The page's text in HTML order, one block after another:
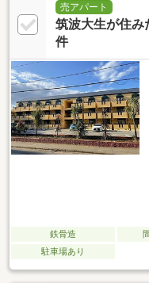
売アパート
筑波大生が住み
件
鉄骨造
駐車場あり